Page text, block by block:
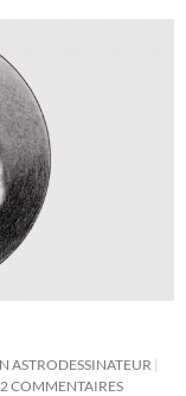
ASTRODESSINATEUR
2 COMMENTAIRES